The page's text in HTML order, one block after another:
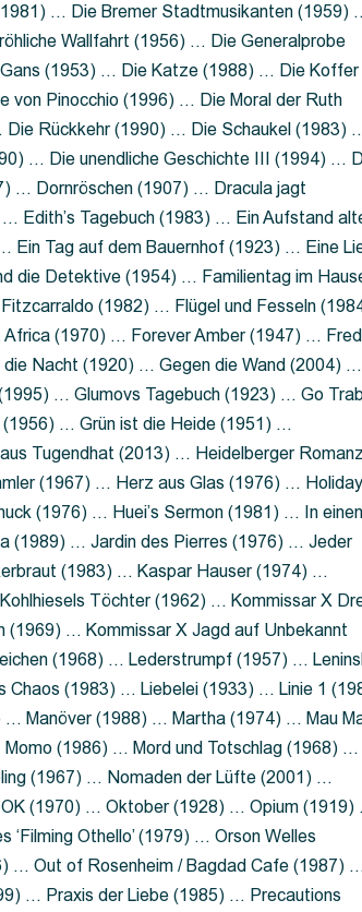
… Die Bremer Stadtmusikanten (1959)
Wallfahrt (1956) … Die Generalprobe
(1953) … Die Katze (1988) … Die Koffer
von Pinocchio (1996) … Die Moral der Ruth
Rückkehr (1990) … Die Schaukel (1983)
… Die unendliche Geschichte III (1994) …
… Dornröschen (1907) … Dracula jagt
Edith’s Tagebuch (1983) … Ein Aufstand
Ein Tag auf dem Bauernhof (1923) … Eine
die Detektive (1954) … Familientag im
(1982) … Flügel und Fesseln
(1970) … Forever Amber (1947) …
Nacht (1920) … Gegen die Wand (2004) …
… Glumovs Tagebuch (1923) … Go
(1956) … Grün ist die Heide (1951) …
Tugendhat (2013) … Heidelberger
(1967) … Herz aus Glas (1976) …
(1976) … Huei’s Sermon (1981) … In
(1989) … Jardin des Pierres (1976) … Jeder
(1983) … Kaspar Hauser (1974) …
Töchter (1962) … Kommissar X
(1969) … Kommissar X Jagd auf Unbekannt
(1968) … Lederstrumpf (1957) …
Chaos (1983) … Liebelei (1933) … Linie 1
Manöver (1988) … Martha (1974) … Mau
(1986) … Mord und Totschlag (1968) …
(1967) … Nomaden der Lüfte (2001) …
(1970) … Oktober (1928) … Opium (1919)
Othello’ (1979) … Orson Welles
… Out of Rosenheim / Bagdad Cafe (1987) …
… Praxis der Liebe (1985) … Precautions